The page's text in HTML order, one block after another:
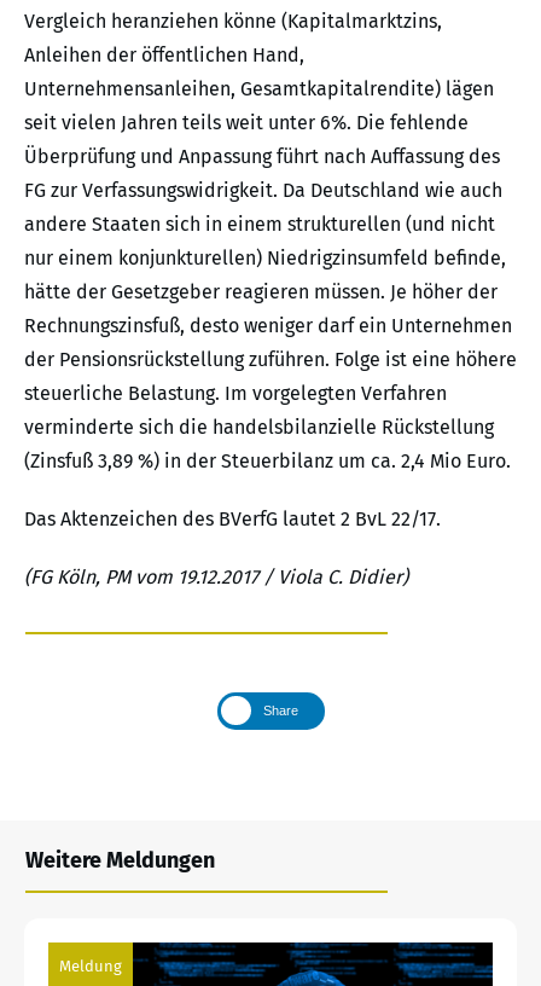
Vergleich heranziehen könne (Kapitalmarktzins,
Anleihen der öffentlichen Hand,
Unternehmensanleihen, Gesamtkapitalrendite) lägen
seit vielen Jahren teils weit unter 6%. Die fehlende
Überprüfung und Anpassung führt nach Auffassung des
FG zur Verfassungswidrigkeit. Da Deutschland wie auch
andere Staaten sich in einem strukturellen (und nicht
nur einem konjunkturellen) Niedrigzinsumfeld befinde,
hätte der Gesetzgeber reagieren müssen. Je höher der
Rechnungszinsfuß, desto weniger darf ein Unternehmen
der Pensionsrückstellung zuführen. Folge ist eine höhere
steuerliche Belastung. Im vorgelegten Verfahren
verminderte sich die handelsbilanzielle Rückstellung
(Zinsfuß 3,89 %) in der Steuerbilanz um ca. 2,4 Mio Euro.
Das Aktenzeichen des BVerfG lautet 2 BvL 22/17.
(FG Köln, PM vom 19.12.2017 / Viola C. Didier)
Share
Weitere Meldungen
Meldung